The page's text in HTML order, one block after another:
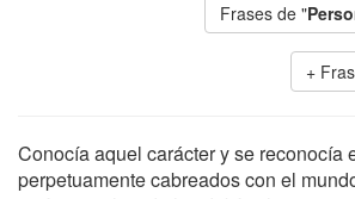
Frases de "
Conocía aquel carácter y se reconocía
perpetuamente cabreados con el